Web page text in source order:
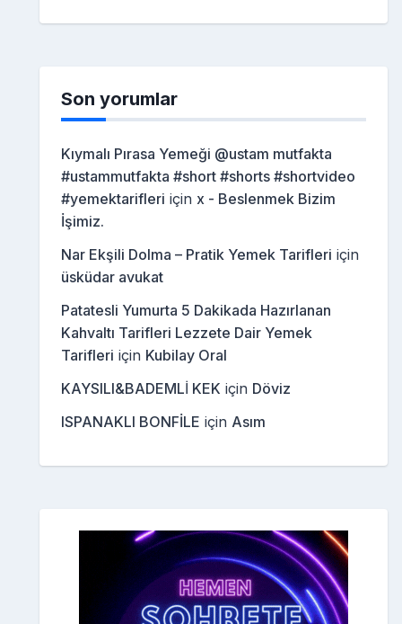
Son yorumlar
Kıymalı Pırasa Yemeği @ustam mutfakta
#ustammutfakta #short #shorts #shortvideo
#yemektarifleri için x - Beslenmek Bizim
İşimiz.
Nar Ekşili Dolma – Pratik Yemek Tarifleri için
üsküdar avukat
Patatesli Yumurta 5 Dakikada Hazırlanan
Kahvaltı Tarifleri Lezzete Dair Yemek
Tarifleri için Kubilay Oral
KAYSILI&BADEMLİ KEK için Döviz
ISPANAKLI BONFİLE için Asım